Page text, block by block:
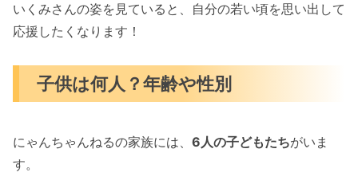
いくみさんの姿を見ていると、自分の若い頃を思い出して
応援したくなります！
子供は何人？年齢や性別
にゃんちゃんねるの家族には、 6人の子どもたちがいま
す。